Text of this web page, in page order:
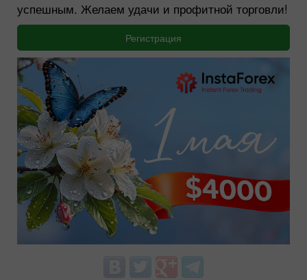
успешным. Желаем удачи и профитной торговли!
Регистрация